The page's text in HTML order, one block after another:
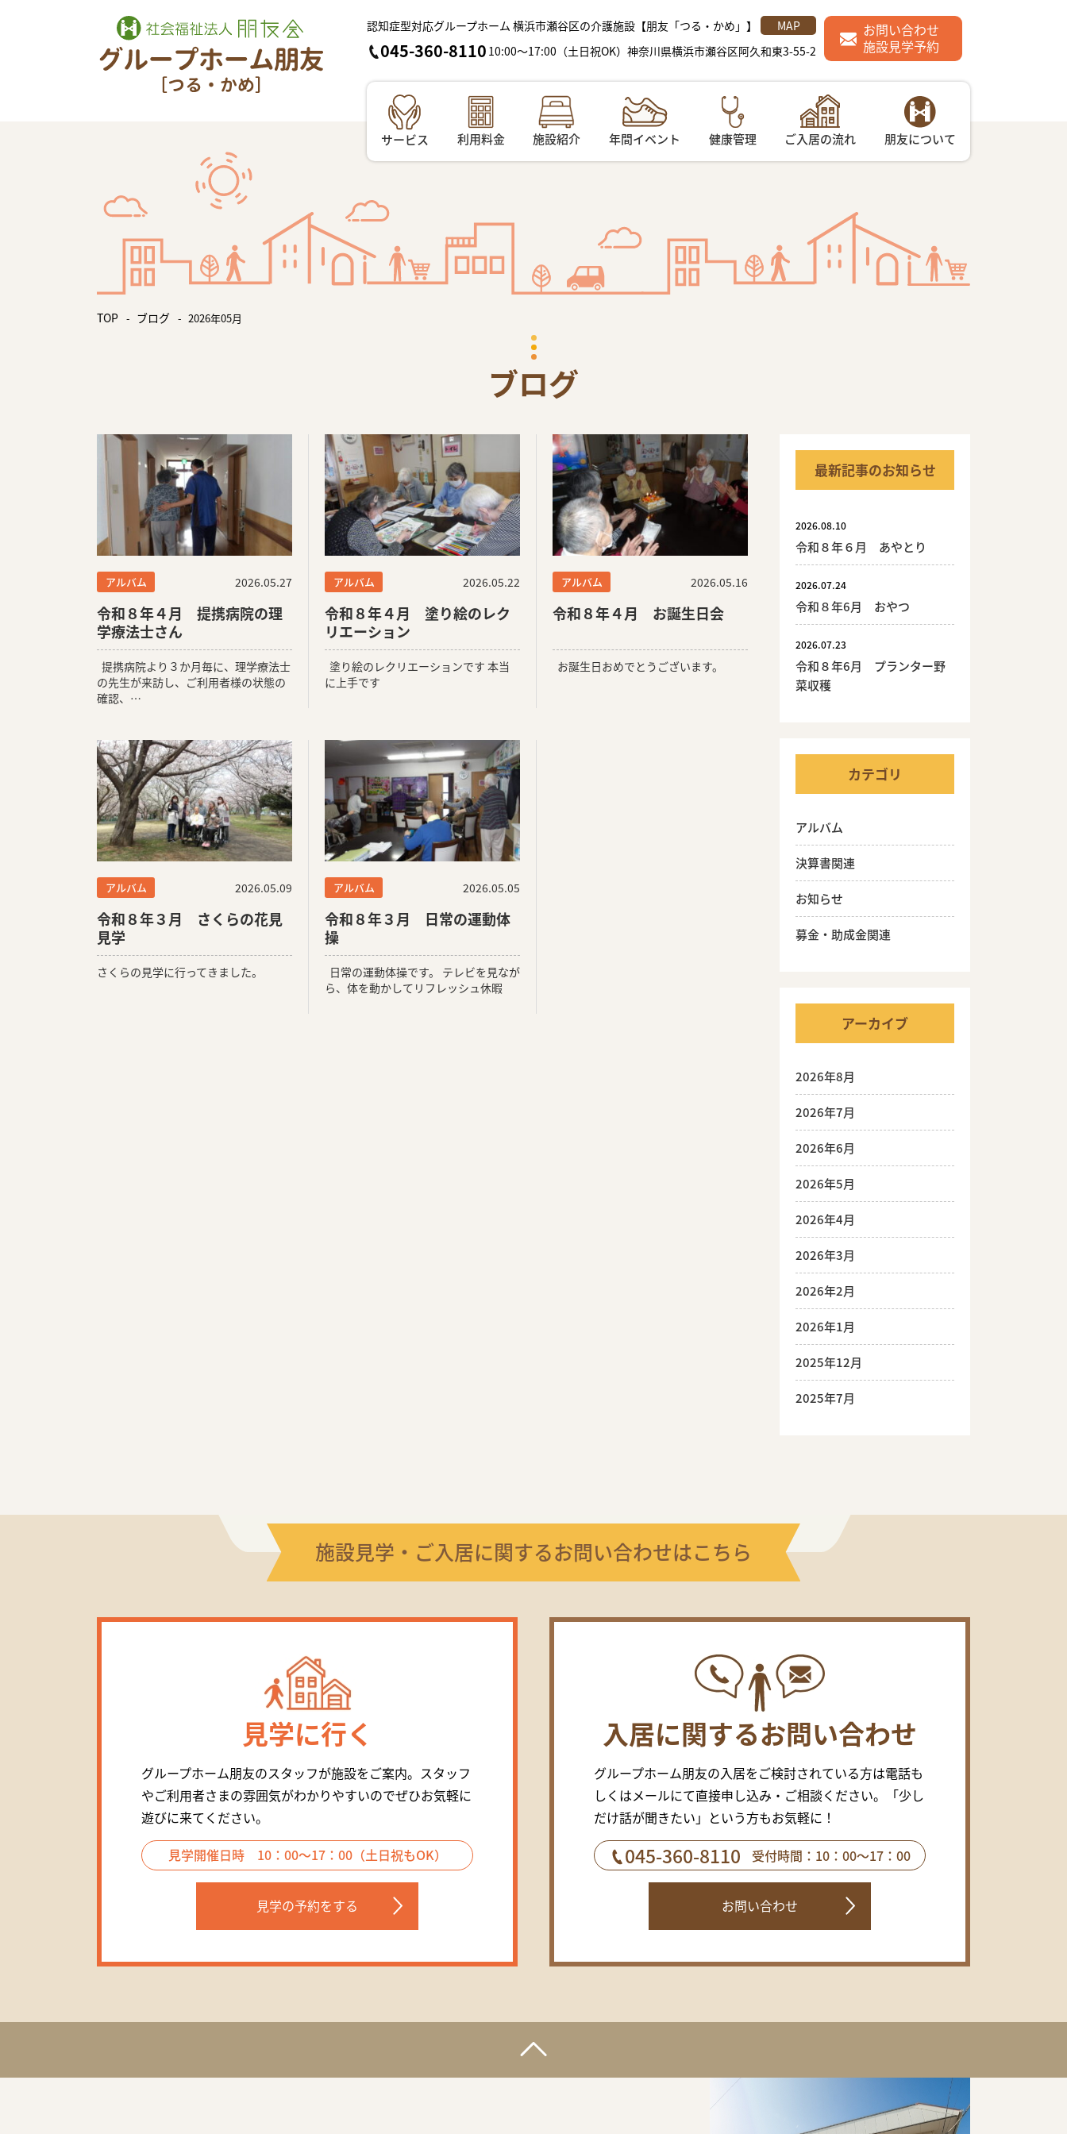
認知症型対応グループホーム 横浜市瀬谷区の介護施設【朋友「つる・かめ」】 MAP
045-360-8110 10:00～17:00（土日祝OK）神奈川県横浜市瀬谷区阿久和東3-55-2
お問い合わせ
施設見学予約
サービス 利用料金 施設紹介 年間イベント 健康管理 ご入居の流れ 朋友について
TOP ブログ 2026年05月
ブログ
アルバム 2026.05.27
令和８年４月 提携病院の理
学療法士さん
提携病院より３か月毎に、理学療法士
の先生が来訪し、ご利用者様の状態の
確認、…
アルバム 2026.05.22
令和８年４月 塗り絵のレク
リエーション
塗り絵のレクリエーションです 本当
に上手です
アルバム 2026.05.16
令和８年４月 お誕生日会
お誕生日おめでとうございます。
アルバム 2026.05.09
令和８年３月 さくらの花見
見学
さくらの見学に行ってきました。
アルバム 2026.05.05
令和８年３月 日常の運動体
操
日常の運動体操です。 テレビを見なが
ら、体を動かしてリフレッシュ休暇
最新記事のお知らせ
2026.08.10
令和８年６月 あやとり
2026.07.24
令和８年6月 おやつ
2026.07.23
令和８年6月 プランター野
菜収穫
カテゴリ
アルバム
決算書関連
お知らせ
募金・助成金関連
アーカイブ
2026年8月
2026年7月
2026年6月
2026年5月
2026年4月
2026年3月
2026年2月
2026年1月
2025年12月
2025年7月
施設見学・ご入居に関するお問い合わせはこちら
見学に行く
グループホーム朋友のスタッフが施設をご案内。スタッフ
やご利用者さまの雰囲気がわかりやすいのでぜひお気軽に
遊びに来てください。
見学開催日時 10：00～17：00（土日祝もOK）
見学の予約をする
入居に関するお問い合わせ
グループホーム朋友の入居をご検討されている方は電話も
しくはメールにて直接申し込み・ご相談ください。「少し
だけ話が聞きたい」という方もお気軽に！
045-360-8110 受付時間：10：00～17：00
お問い合わせ